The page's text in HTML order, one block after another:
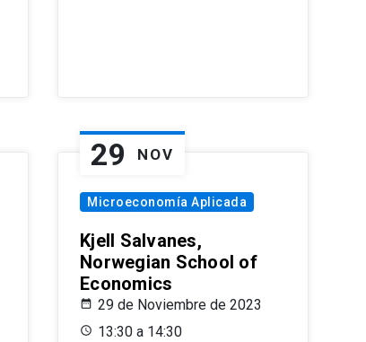
29 NOV
Microeconomía Aplicada
Kjell Salvanes,
Norwegian School of
Economics
29 de Noviembre de 2023
13:30 a 14:30